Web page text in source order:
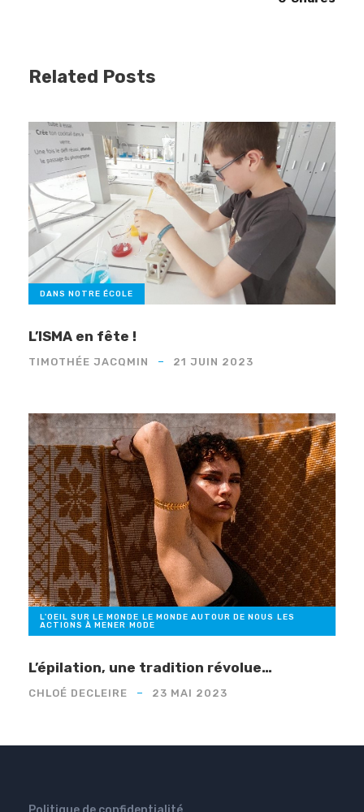
Related Posts
DANS NOTRE ÉCOLE
L’ISMA en fête !
TIMOTHÉE JACQMIN 21 JUIN 2023
L'OEIL SUR LE MONDE, LE MONDE AUTOUR DE NOUS, LES
ACTIONS À MENER, MODE
L’épilation, une tradition révolue…
CHLOÉ DECLEIRE 23 MAI 2023